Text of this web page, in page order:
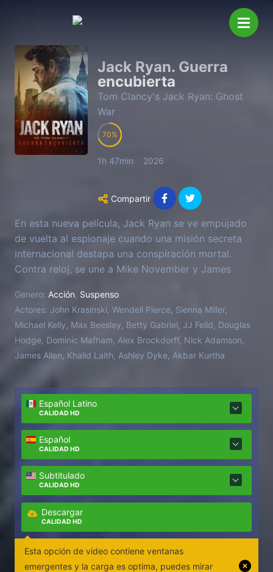
Jack Ryan. Guerra
encubierta
Tom Clancy's Jack Ryan: Ghost
War
70
1h 47min 2026
Compartir
En esta nueva película, Jack Ryan se ve empujado
de vuelta al espionaje cuando una misión secreta
internacional destapa una conspiración mortal.
Contra reloj, se une a Mike November y James
perspicaz agente del MI6, para enfrentarse a una
unidad de operaciones encubiertas en una batalla
muy personal y arriesgada.
Genero: Acción, Suspenso
Actores: John Krasinski, Wendell Pierce, Sienna Miller,
Michael Kelly, Max Beesley, Betty Gabriel, JJ Feild, Douglas
Hodge, Dominic Mafham, Alex Brockdorff, Nick Adamson,
James Allen, Khalid Laith, Ashley Dyke, Akbar Kurtha
Español Latino
CALIDAD HD
Español
CALIDAD HD
Subtitulado
CALIDAD HD
Descargar
CALIDAD HD
Esta opción de video contiene ventanas
emergentes y la carga es optima, puedes mirar